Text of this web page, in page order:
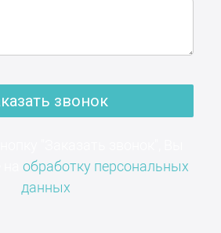
звонок
обработку персональных
данных